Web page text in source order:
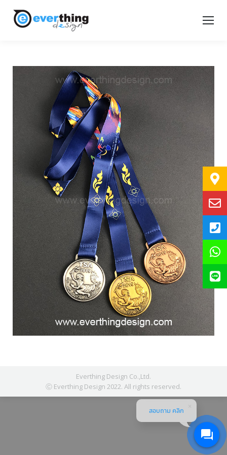
Everthing Design Co.,Ltd.
Ⓒ Everthing Design 2022. All rights reserved.
สอบถาม คลิก